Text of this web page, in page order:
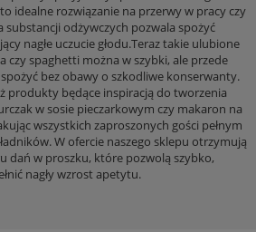
idealne rozwiązanie na przerwy w pracy czy
substancji odżywczych pozwala spożyć
nagłe uczucie głodu.Teraz takie ulubione
czy spaghetti można w szybki, ale przede
bez obawy o szkodliwe konserwanty.
produkty będące inspiracją do tworzenia
w sosie pieczarkowym czy makaron na
wszystkich zaproszonych gości pełnym
W ofercie naszego sklepu otrzymują
dań w proszku, które pozwolą szybko,
nagły wzrost apetytu.